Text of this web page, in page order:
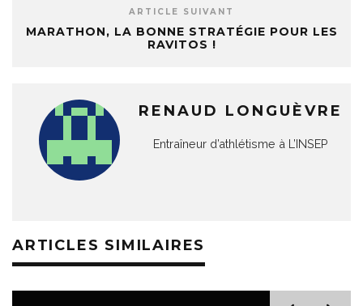
ARTICLE SUIVANT
MARATHON, LA BONNE STRATÉGIE POUR LES
RAVITOS !
RENAUD LONGUÈVRE
Entraîneur d’athlétisme à L’INSEP
ARTICLES SIMILAIRES